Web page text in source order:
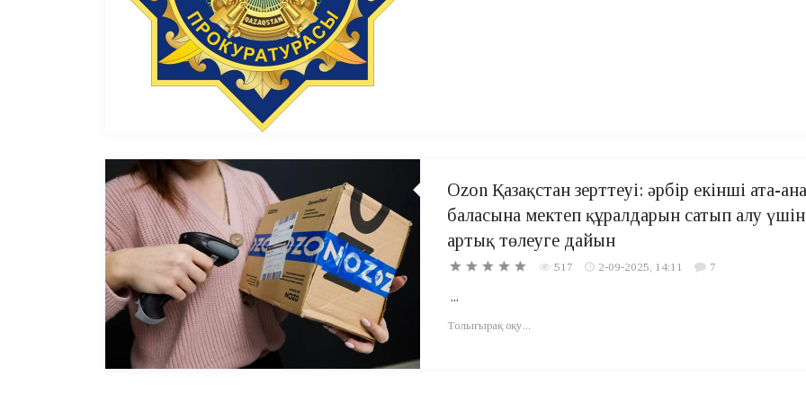
Ozon Қазақстан зерттеуі: әрбір екінші ата-
баласына мектеп құралдарын сатып алу үшін
артық төлеуге дайын
517 2-09-2025, 14:11 7
...
Толығырақ оқу...